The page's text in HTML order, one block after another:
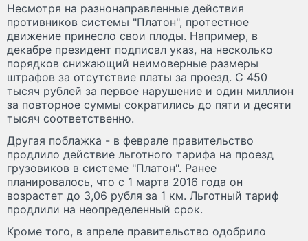
Несмотря на разнонаправленные действия
противников системы "Платон", протестное
движение принесло свои плоды. Например, в
декабре президент подписал указ, на несколько
порядков снижающий неимоверные размеры
штрафов за отсутствие платы за проезд. С 450
тысяч рублей за первое нарушение и один миллион
за повторное суммы сократились до пяти и десяти
тысяч соответственно.
Другая поблажка - в феврале правительство
продлило действие льготного тарифа на проезд
грузовиков в системе "Платон". Ранее
планировалось, что с 1 марта 2016 года он
возрастет до 3,06 рубля за 1 км. Льготный тариф
продлили на неопределенный срок.
Кроме того, в апреле правительство одобрило